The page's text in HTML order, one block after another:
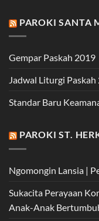
PAROKI SANTA
Gempar Paskah 2019
Jadwal Liturgi Paskah
Standar Baru
PAROKI ST.
Ngomongin Lansia |
Sukacita Perayaan
Anak-Anak